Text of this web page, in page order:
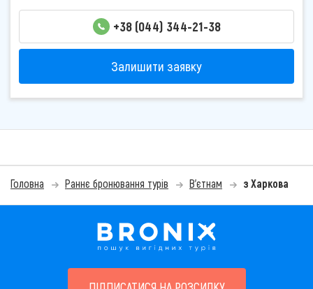
+38 (044) 344-21-38
Залишити заявку
Головна Раннє бронювання турів В'єтнам з Харкова